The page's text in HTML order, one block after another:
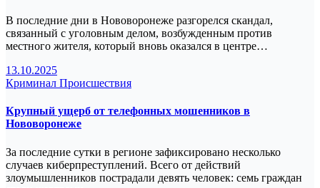
В последние дни в Нововоронежe разгорелся скандал,
связанный с уголовным делом, возбужденным против
местного жителя, который вновь оказался в центре…
13.10.2025
Криминал Происшествия
Крупный ущерб от телефонных мошенников в
Нововоронеже
За последние сутки в регионе зафиксировано несколько
случаев киберпреступлений. Всего от действий
злоумышленников пострадали девять человек: семь граждан